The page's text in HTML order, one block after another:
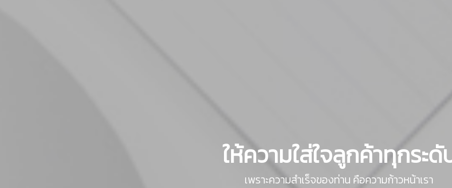
ให้ความใส่ใจลูกค้าทุกระดั
เพราะความสำเร็จของท่าน คือความก้าวหน้าเรา